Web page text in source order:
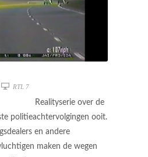
RTL 7
Realityserie over de
politieachtervolgingen ooit.
en andere
maken de wegen